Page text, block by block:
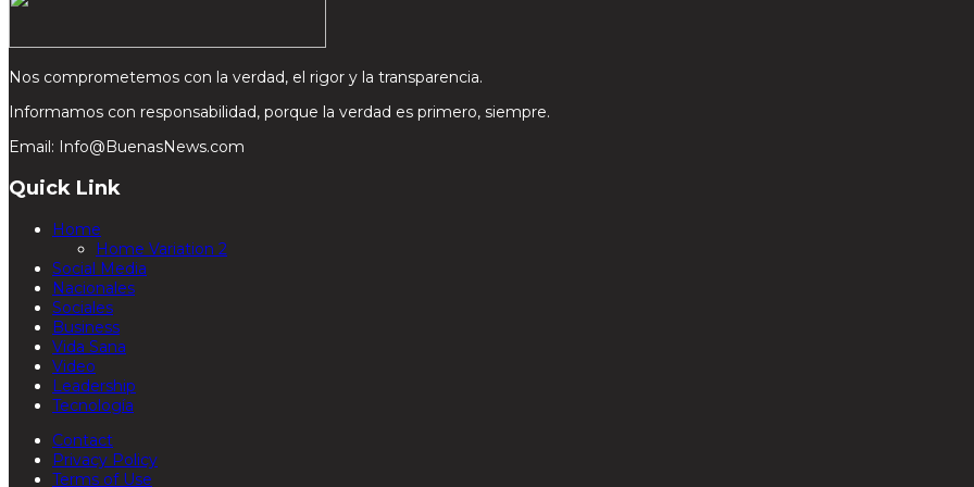
Nos comprometemos con la verdad, el rigor y la transparencia.
Informamos con responsabilidad, porque la verdad es primero, siempre.
Email: Info@BuenasNews.com
Quick Link
Home
Home Variation 2
Social Media
Nacionales
Sociales
Business
Vida Sana
Video
Leadership
Tecnología
Contact
Privacy Policy
Terms of Use